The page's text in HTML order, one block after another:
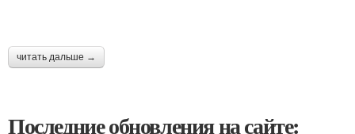
читать дальше →
Последние обновления на сайте: